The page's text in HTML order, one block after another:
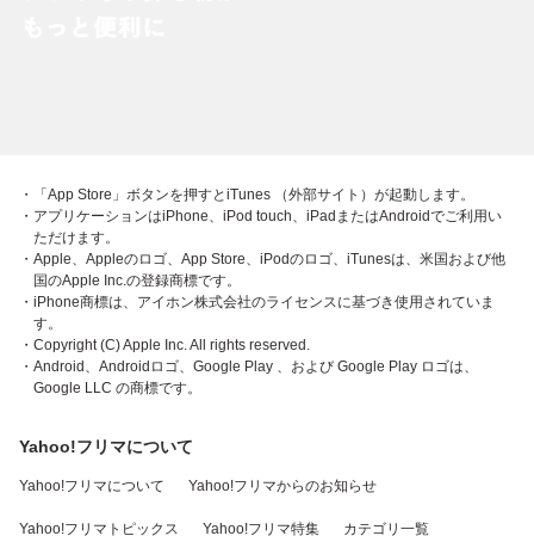
・「App Store」ボタンを押すとiTunes （外部サイト）が起動します。
・アプリケーションはiPhone、iPod touch、iPadまたはAndroidでご利用い
ただけます。
・Apple、Appleのロゴ、App Store、iPodのロゴ、iTunesは、米国および他
国のApple Inc.の登録商標です。
・iPhone商標は、アイホン株式会社のライセンスに基づき使用されていま
す。
・Copyright (C) Apple Inc. All rights reserved.
・Android、Androidロゴ、Google Play 、および Google Play ロゴは、
Google LLC の商標です。
Yahoo!フリマについて
Yahoo!フリマについて Yahoo!フリマからのお知らせ
Yahoo!フリマトピックス Yahoo!フリマ特集 カテゴリ一覧